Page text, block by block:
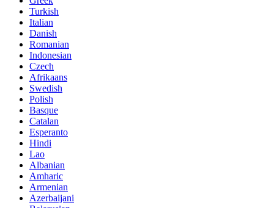
Turkish
Italian
Danish
Romanian
Indonesian
Czech
Afrikaans
Swedish
Polish
Basque
Catalan
Esperanto
Hindi
Lao
Albanian
Amharic
Armenian
Azerbaijani